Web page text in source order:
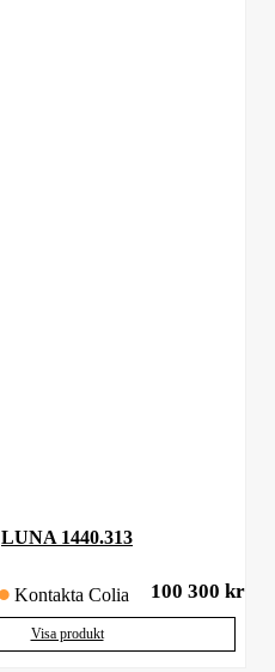
LUNA 1440.313
Kontakta Colia 100 300 kr
Visa produkt